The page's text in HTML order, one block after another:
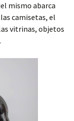
mismo abarca
camisetas, el
vitrinas, objetos